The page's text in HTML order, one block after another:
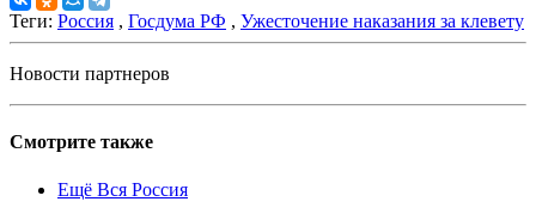
Теги: Россия , Госдума РФ , Ужесточение наказания за клевету
Новости партнеров
Смотрите также
Ещё Вся Россия